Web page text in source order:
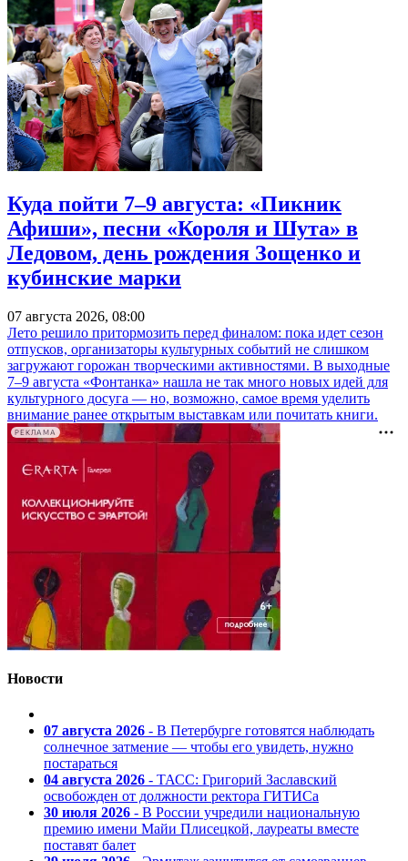
Куда пойти 7–9 августа: «Пикник
Афиши», песни «Короля и Шута» в
Ледовом, день рождения Зощенко и
кубинские марки
07 августа 2026, 08:00
Лето решило притормозить перед финалом: пока идет сезон
отпусков, организаторы культурных событий не слишком
загружают горожан творческими активностями. В выходные
7–9 августа «Фонтанка» нашла не так много новых идей для
культурного досуга — но, возможно, самое время уделить
внимание ранее открытым выставкам или почитать книги.
РЕКЛАМА
Новости
07 августа 2026 - В Петербурге готовятся наблюдать
солнечное затмение — чтобы его увидеть, нужно
постараться
04 августа 2026 - ТАСС: Григорий Заславский
освобожден от должности ректора ГИТИСа
30 июля 2026 - В России учредили национальную
премию имени Майи Плисецкой, лауреаты вместе
поставят балет